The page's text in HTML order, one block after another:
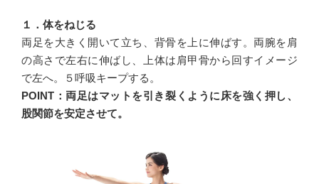
１．体をねじる
両足を大きく開いて立ち、背骨を上に伸ばす。両腕を肩
の高さで左右に伸ばし、上体は肩甲骨から回すイメージ
で左へ。５呼吸キープする。
POINT： 両足はマットを引き裂くように床を強く押し、
股関節を安定させて。